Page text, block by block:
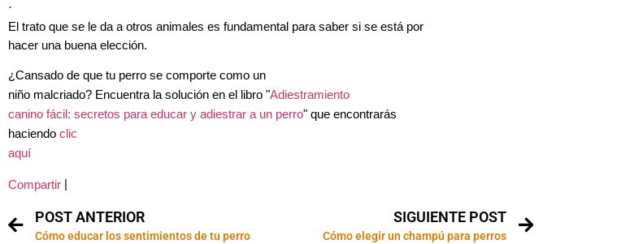
·
El trato que se le da a otros animales es fundamental para saber si se está por
hacer una buena elección.
¿Cansado de que tu perro se comporte como un
niño malcriado? Encuentra la solución en el libro "Adiestramiento
canino fácil: secretos para educar y adiestrar a un perro" que encontrarás
haciendo clic
aquí
Compartir |
POST ANTERIOR
Cómo educar los sentimientos de tu perro
SIGUIENTE POST
Cómo elegir un champú para perros